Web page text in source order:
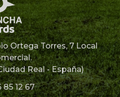
Ortega Torres, 7 Local
Real - España)
85 12 67